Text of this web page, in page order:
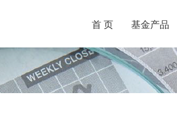
首 页 基金产品